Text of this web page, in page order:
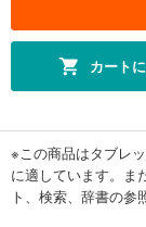
カート
※この商品はタブレ
に適しています。ま
ト、検索、辞書の参